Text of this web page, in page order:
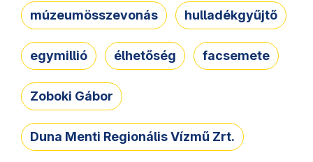
múzeumösszevonás hulladékgyűjtő
egymillió élhetőség facsemete
Zoboki Gábor
Duna Menti Regionális Vízmű Zrt.